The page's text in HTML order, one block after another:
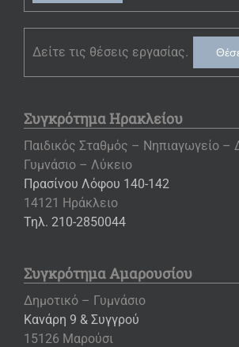
Δείτε τις θέσεις εργασίας.
Συγκρότημα Ηρακλείου
Παιδικός Σταθμός – Νηπιαγωγείο –
Γυμνάσιο – Λύκειο
Πρασίνου Λόφου 140-142
14121 Ηράκλειο
Τηλ. 210-2850044
Συγκρότημα Αμαρουσίου
Δημοτικό – Γυμνάσιο
Κανάρη 9 & Συγγρού
15126 Μαρούσι